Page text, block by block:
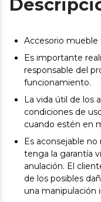
Accesorio mueble
Es importante
responsable del
funcionamiento.
La vida útil de los
condiciones de
cuando estén en
Es aconsejable
tenga la garantía
anulación. El
de los posibles
una manipulación